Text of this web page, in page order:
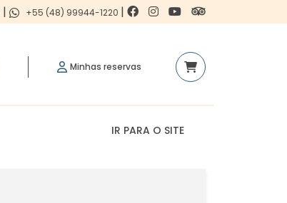
| +55 (48) 99944-1220 |
Minhas reservas
IR PARA O SITE